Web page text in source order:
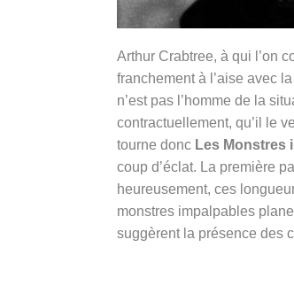
Arthur Crabtree, à qui l’on
franchement à l’aise avec
n’est pas l’homme de la
contractuellement, qu’il le
tourne donc Les Monstres
coup d’éclat. La première
heureusement, ces
monstres impalpables
suggèrent la présence des